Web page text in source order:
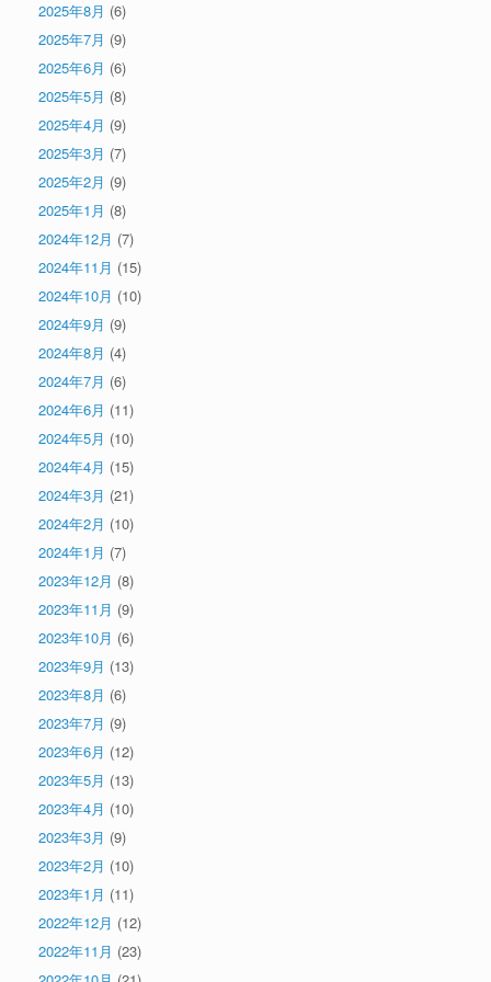
2025年8月 (6)
2025年7月 (9)
2025年6月 (6)
2025年5月 (8)
2025年4月 (9)
2025年3月 (7)
2025年2月 (9)
2025年1月 (8)
2024年12月 (7)
2024年11月 (15)
2024年10月 (10)
2024年9月 (9)
2024年8月 (4)
2024年7月 (6)
2024年6月 (11)
2024年5月 (10)
2024年4月 (15)
2024年3月 (21)
2024年2月 (10)
2024年1月 (7)
2023年12月 (8)
2023年11月 (9)
2023年10月 (6)
2023年9月 (13)
2023年8月 (6)
2023年7月 (9)
2023年6月 (12)
2023年5月 (13)
2023年4月 (10)
2023年3月 (9)
2023年2月 (10)
2023年1月 (11)
2022年12月 (12)
2022年11月 (23)